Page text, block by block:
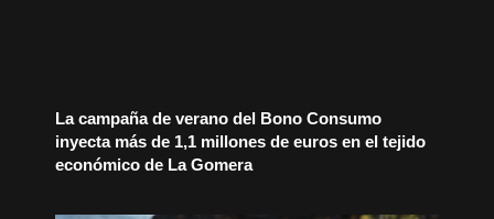
La campaña de verano del Bono Consumo
inyecta más de 1,1 millones de euros en el tejido
económico de La Gomera